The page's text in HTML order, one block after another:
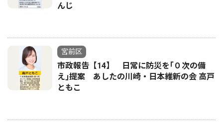
んじ
宮前区
市政報告【14】 日常に防災を｢０次の備
え｣提案 あしたの川崎・日本維新の会 高戸
ともこ